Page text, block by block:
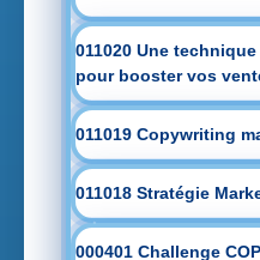
011020 Une
pour booster vos
011019 Copywriting
011018 Stratégie
000401 Challenge